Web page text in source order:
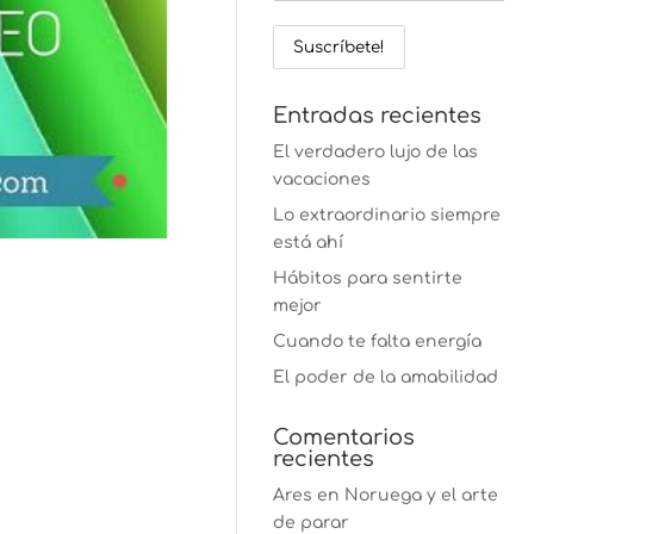
Entradas recientes
El verdadero lujo de las
vacaciones
Lo extraordinario siempre
está ahí
Hábitos para sentirte
mejor
Cuando te falta energía
El poder de la amabilidad
Comentarios
recientes
Ares en Noruega y el arte
de parar